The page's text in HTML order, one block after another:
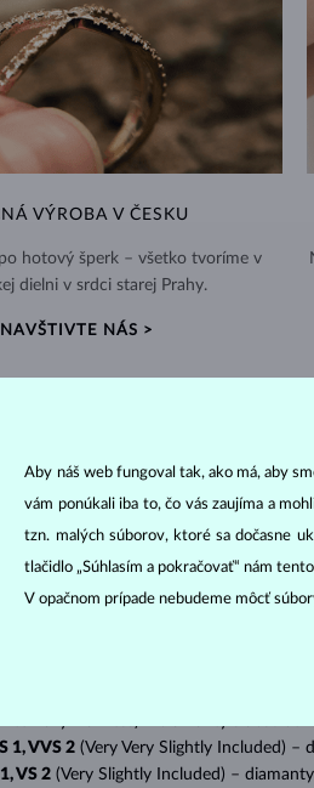
VÝROBA V ČESKU
hotový šperk – všetko tvoríme v
dielni v srdci starej Prahy.
NAVŠTIVTE NÁS >
diamantovsa posudzujú ich
výbrus dodáva diamantu jeho
srdiečko, slza, ovál či princess
množstvo, veľkosť a rozloženie
1, VVS 2 (Very Very Slightly Included) –
VS 2 (Very Slightly Included) –
Aby náš web fungoval tak, ako má, aby
vám ponúkali iba to, čo vás zaujíma a
tzn. malých súborov, ktoré sa dočasne
tlačidlo „Súhlasím a pokračovať“ nám
V opačnom prípade nebudeme môcť